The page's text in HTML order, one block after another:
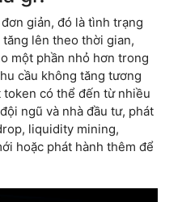
giản, đó là tình trạng
lên theo thời gian,
một phần nhỏ hơn trong
cầu không tăng tương
có thể đến từ nhiều
ngũ và nhà đầu tư, phát
liquidity mining,
hoặc phát hành thêm để